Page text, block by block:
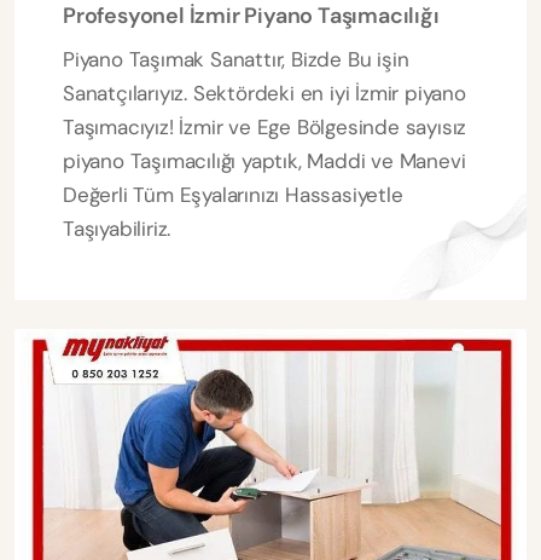
Profesyonel İzmir Piyano Taşımacılığı
Piyano Taşımak Sanattır, Bizde Bu işin
Sanatçılarıyız. Sektördeki en iyi İzmir piyano
Taşımacıyız! İzmir ve Ege Bölgesinde sayısız
piyano Taşımacılığı yaptık, Maddi ve Manevi
Değerli Tüm Eşyalarınızı Hassasiyetle
Taşıyabiliriz.